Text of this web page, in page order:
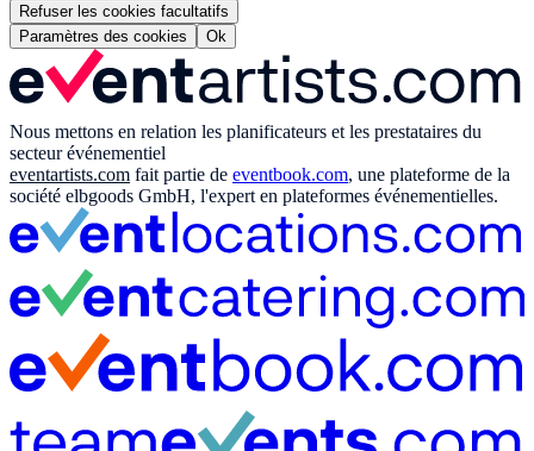
Refuser les cookies facultatifs
Paramètres des cookies
Ok
Nous mettons en relation les planificateurs et les prestataires du
secteur événementiel
eventartists.com fait partie de eventbook.com, une plateforme de la
société elbgoods GmbH, l'expert en plateformes événementielles.